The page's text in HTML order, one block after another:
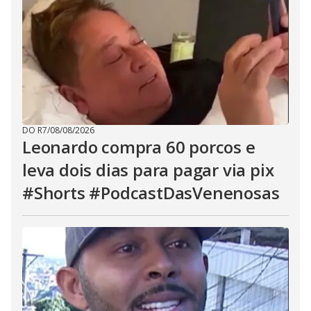
DO R7/08/08/2026
Leonardo compra 60 porcos e
leva dois dias para pagar via pix
#Shorts #PodcastDasVenenosas